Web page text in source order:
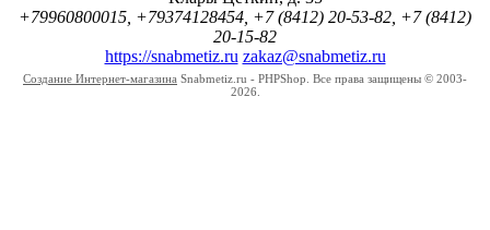
+79960800015, +79374128454, +7 (8412) 20-53-82, +7 (8412)
20-15-82
https://snabmetiz.ru zakaz@snabmetiz.ru
Создание Интернет-магазина Snabmetiz.ru - PHPShop. Все права защищены © 2003-
2026.